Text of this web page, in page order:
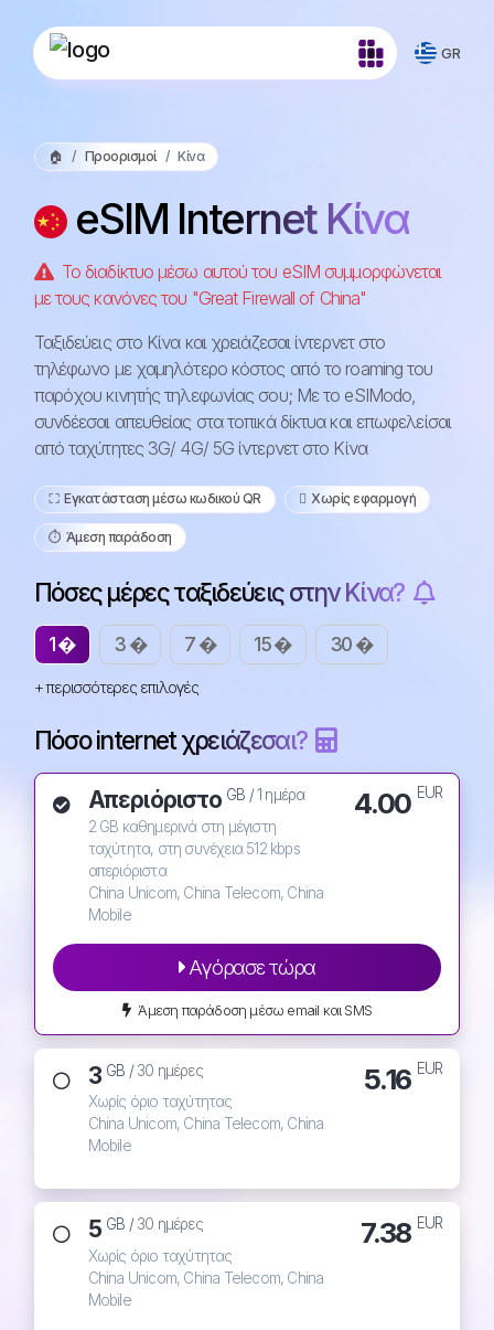
GR
🏠 Προορισμοί Κίνα
eSIM Internet Κίνα
Το διαδίκτυο μέσω αυτού του eSIM συμμορφώνεται
με τους κανόνες του "Great Firewall of China"
Ταξιδεύεις στο Κίνα και χρειάζεσαι ίντερνετ στο
τηλέφωνο με χαμηλότερο κόστος από το roaming του
παρόχου κινητής τηλεφωνίας σου; Με το eSIModo,
συνδέεσαι απευθείας στα τοπικά δίκτυα και επωφελείσαι
από ταχύτητες 3G/ 4G/ 5G ίντερνετ στο Κίνα
⛶️️ Εγκατάσταση μέσω κωδικού QR ️ Χωρίς εφαρμογή
⏱️️ Άμεση παράδοση
Πόσες μέρες ταξιδεύεις στην Κίνα?
1 � 3 � 7 � 15 � 30 �
+ περισσότερες επιλογές
Πόσο internet χρειάζεσαι?
Απεριόριστο GB /1 ημέρα
2 GB καθημερινά στη μέγιστη
ταχύτητα, στη συνέχεια 512 kbps
απεριόριστα
China Unicom, China Telecom, China
Mobile
4.00 EUR
Αγόρασε τώρα
Άμεση παράδοση μέσω email και SMS
3 GB /30 ημέρες
Χωρίς όριο ταχύτητας
China Unicom, China Telecom, China
Mobile
5.16 EUR
5 GB /30 ημέρες
Χωρίς όριο ταχύτητας
China Unicom, China Telecom, China
Mobile
7.38 EUR